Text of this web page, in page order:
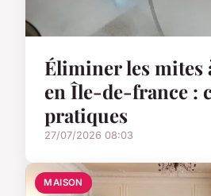
Éliminer les mites
en Île-de-france :
pratiques
27/07/2026 08:03
MAISON